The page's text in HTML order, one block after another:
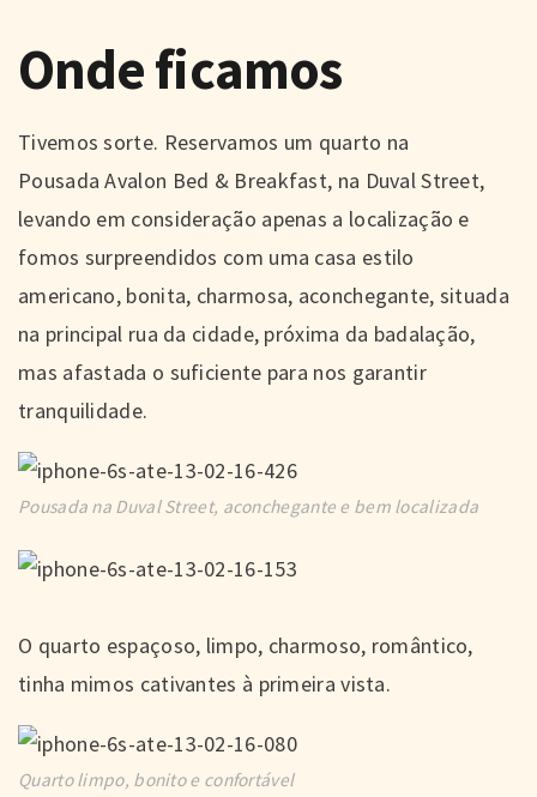
Onde ficamos
Tivemos sorte. Reservamos um quarto na
Pousada Avalon Bed & Breakfast, na Duval Street,
levando em consideração apenas a localização e
fomos surpreendidos com uma casa estilo
americano, bonita, charmosa, aconchegante, situada
na principal rua da cidade, próxima da badalação,
mas afastada o suficiente para nos garantir
tranquilidade.
Pousada na Duval Street, aconchegante e bem localizada
O quarto espaçoso, limpo, charmoso, romântico,
tinha mimos cativantes à primeira vista.
Quarto limpo, bonito e confortável